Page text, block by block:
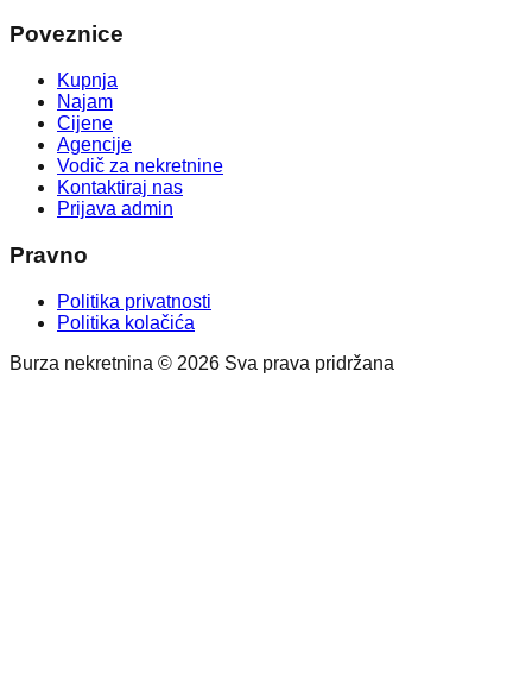
Poveznice
Kupnja
Najam
Cijene
Agencije
Vodič za nekretnine
Kontaktiraj nas
Prijava admin
Pravno
Politika privatnosti
Politika kolačića
Burza nekretnina © 2026 Sva prava pridržana